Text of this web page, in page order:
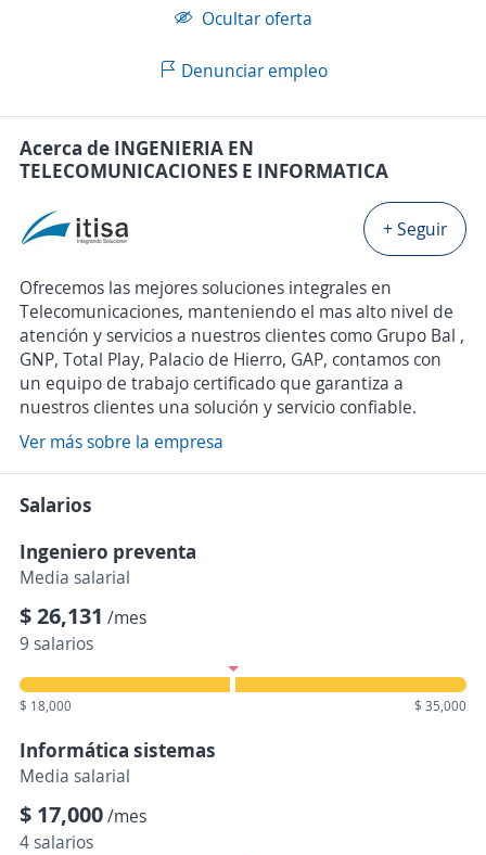
Ocultar oferta
Denunciar empleo
Acerca de INGENIERIA EN
TELECOMUNICACIONES E INFORMATICA
+ Seguir
Ofrecemos las mejores soluciones integrales en
Telecomunicaciones, manteniendo el mas alto nivel de
atención y servicios a nuestros clientes como Grupo Bal ,
GNP, Total Play, Palacio de Hierro, GAP, contamos con
un equipo de trabajo certificado que garantiza a
nuestros clientes una solución y servicio confiable.
Ver más sobre la empresa
Salarios
Ingeniero preventa
Media salarial
$ 26,131 /mes
9 salarios
$ 18,000 $ 35,000
Informática sistemas
Media salarial
$ 17,000/mes
4 salarios